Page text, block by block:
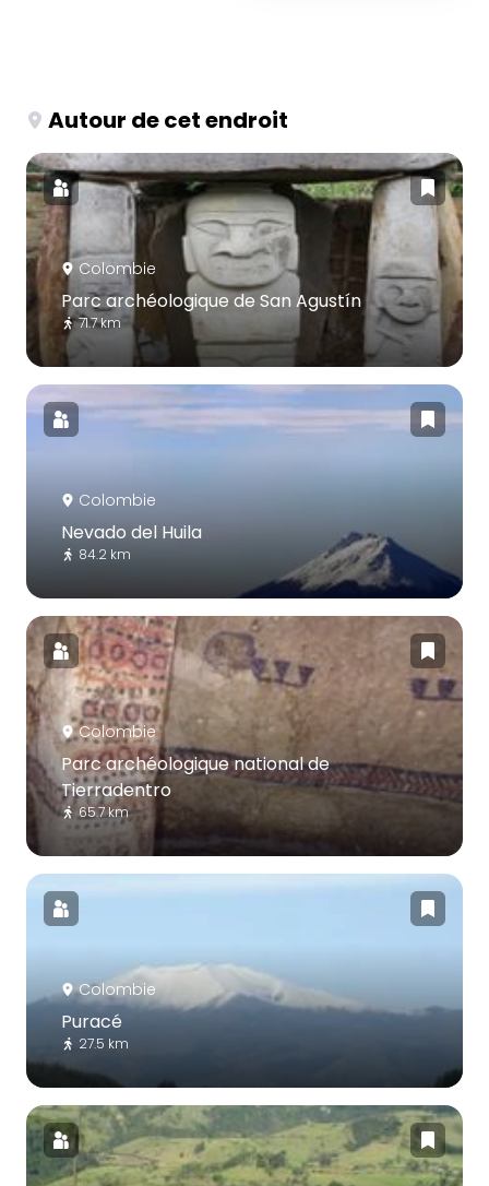
Autour de cet endroit
Colombie
Parc archéologique de San Agustín
71.7 km
Colombie
Nevado del Huila
84.2 km
Colombie
Parc archéologique national de
Tierradentro
65.7 km
Colombie
Puracé
27.5 km